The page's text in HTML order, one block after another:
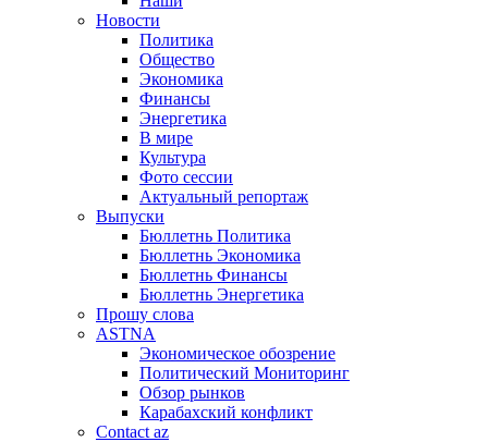
Новости
Политика
Общество
Экономика
Финансы
Энергетика
В мире
Культура
Фото сессии
Актуальный репортаж
Выпуски
Бюллетнь Политика
Бюллетнь Экономика
Бюллетнь Финансы
Бюллетнь Энергетика
Прошу слова
ASTNA
Экономическое обозрение
Политический Мониторинг
Обзор рынков
Карабахский конфликт
Contact az